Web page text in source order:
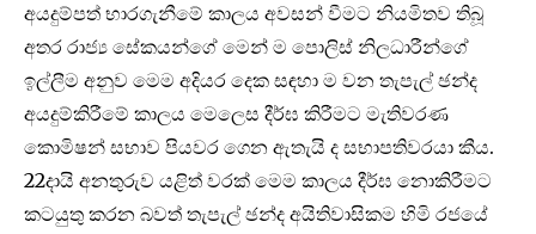
අයදුම්පත් භාරගැනීමේ කාලය අවසන් වීමට නියමිතව තිබූ
අතර රාජ්‍ය සේකයන්ගේ මෙන් ම පොලිස් නිලධාරීන්ගේ
ඉල්ලීම අනුව මෙම අදියර දෙක සඳහා ම වන තැපැල් ඡන්ද
අයදුම්කිරීමේ කාලය මෙලෙස දීර්ඝ කිරීමට මැතිවරණ
කොමිෂන් සභාව පියවර ගෙන ඇතැයි ද සභාපතිවරයා කීය.
22දායි අනතුරුව යළිත් වරක් මෙම කාලය දීර්ඝ නොකිරීමට
කටයුතු කරන බවත් තැපැල් ඡන්ද අයිතිවාසිකම හිමි රජයේ